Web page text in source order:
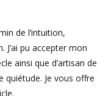
de l’intuition,
J’ai pu accepter mon
ainsi que d’artisan de
quiétude. Je vous offre